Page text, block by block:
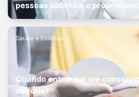
pessoas sabotam o próprio
Saúde e Estética
Quando entrar em um
silicone?